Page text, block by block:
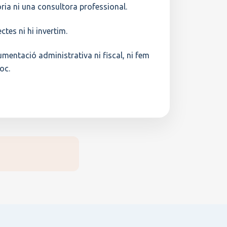
ni una consultora professional.
ni hi invertim.
administrativa ni fiscal, ni fem